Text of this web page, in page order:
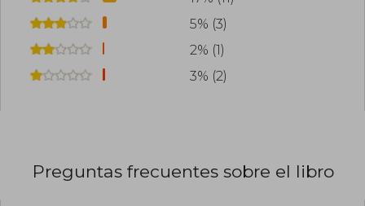
5% (3)
2% (1)
3% (2)
Preguntas frecuentes sobre el libro